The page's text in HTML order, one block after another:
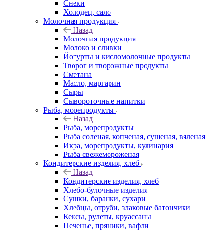
Снеки
Холодец, сало
Молочная продукция
Назад
Молочная продукция
Молоко и сливки
Йогурты и кисломолочные продукты
Творог и творожные продукты
Сметана
Масло, маргарин
Сыры
Сывороточные напитки
Рыба, морепродукты
Назад
Рыба, морепродукты
Рыба соленая, копченая, сушеная, вяленая
Икра, морепродукты, кулинария
Рыба свежемороженая
Кондитерские изделия, хлеб
Назад
Кондитерские изделия, хлеб
Хлебо-булочные изделия
Сушки, баранки, сухари
Хлебцы, отруби, злаковые батончики
Кексы, рулеты, круассаны
Печенье, пряники, вафли